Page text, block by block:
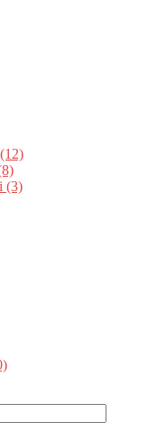
(3)